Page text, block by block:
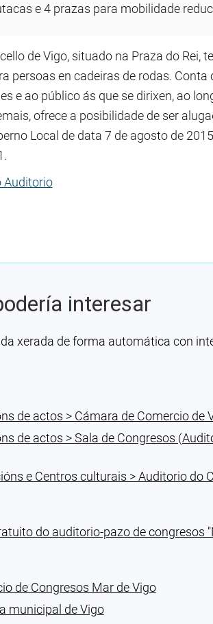
e 4 prazas para mobilidade
de Vigo, situado na Praza do Rei,
persoas en cadeiras de rodas.
e ao público ás que se dirixen, ao
ofrece a posibilidade de ser
Local de data 7 de agosto de
Auditorio
interesar
xerada de forma automática con
de actos > Cámara de Comercio de
de actos > Sala de Congresos
e Centros culturais > Auditorio do
do auditorio-pazo de congresos
de Congresos Mar de Vigo
municipal de Vigo